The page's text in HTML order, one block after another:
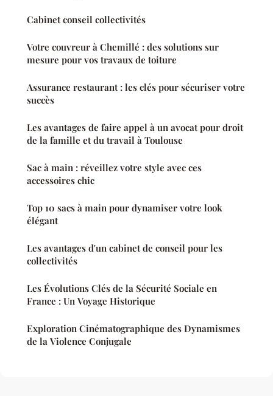
Cabinet conseil collectivités
Votre couvreur à Chemillé : des solutions sur
mesure pour vos travaux de toiture
Assurance restaurant : les clés pour sécuriser votre
succès
Les avantages de faire appel à un avocat pour droit
de la famille et du travail à Toulouse
Sac à main : réveillez votre style avec ces
accessoires chic
Top 10 sacs à main pour dynamiser votre look
élégant
Les avantages d'un cabinet de conseil pour les
collectivités
Les Évolutions Clés de la Sécurité Sociale en
France : Un Voyage Historique
Exploration Cinématographique des Dynamismes
de la Violence Conjugale